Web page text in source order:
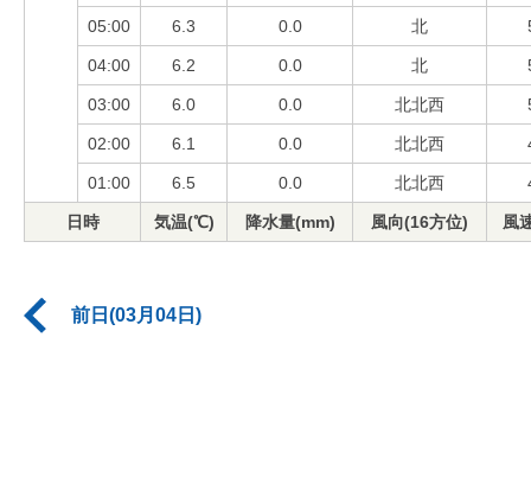
05:00 6.3 0.0 北
04:00 6.2 0.0 北
03:00 6.0 0.0 北北西
02:00 6.1 0.0 北北西
01:00 6.5 0.0 北北西
日時 気温(℃) 降水量(mm) 風向(16方位) 風
前日(03月04日)